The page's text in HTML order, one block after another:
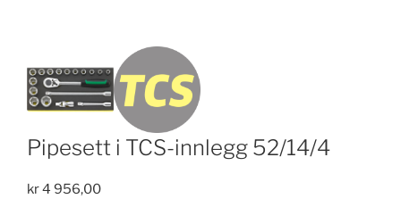
Pipesett i TCS-innlegg 52/14/4
kr4 956,00